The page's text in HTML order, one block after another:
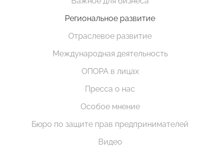
Региональное развитие
Отраслевое развитие
Международная деятельность
ОПОРА в лицах
Пресса о нас
Особое мнение
Бюро по защите прав предпринимателей
Видео